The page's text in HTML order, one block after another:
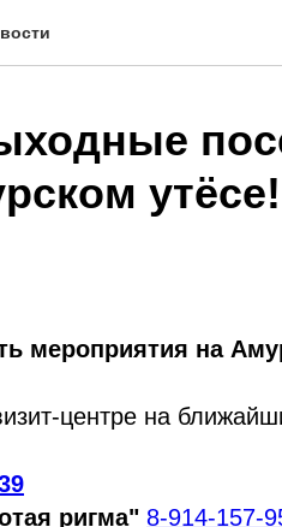
утёсе!
мероприятия на
центре на
ригма" 8-914-157-